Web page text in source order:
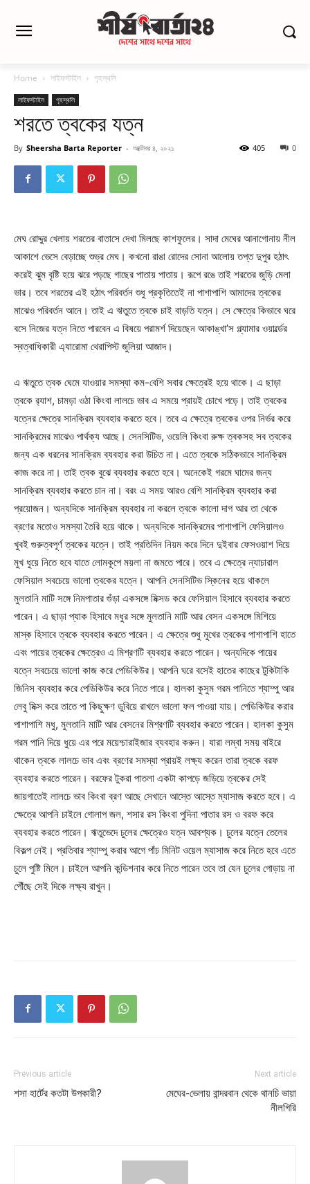
Home লাইফস্টাইল গৃহস্থলি
লাইফস্টাইল গৃহস্থলি
শরতে ত্বকের যত্ন
By Sheersha Barta Reporter - অক্টোবর ৪, ২০২১ 0
405
মেঘ রোদ্দুর খেলায় শরতের বাতাসে দেখা মিলছে কাশফুলের। সাদা মেঘের আনাগোনায় নীল
আকাশে ভেসে বেড়াচ্ছে শুভ্র মেঘ। কখনো রাঙা রোদের সোনা আলোয় তপ্ত দুপুর হঠাৎ
করেই ঝুম বৃষ্টি হয়ে ঝরে পড়ছে গাছের পাতায় পাতায়। রূপে রঙে তাই শরতের জুড়ি মেলা
ভার। তবে শরতের এই হঠাৎ পরিবর্তন শুধু প্রকৃতিতেই না পাশাপাশি আমাদের ত্বকের
মাঝেও পরিবর্তন আনে। তাই এ ঋতুতে ত্বকে চাই বাড়তি যত্ন। সে ক্ষেত্রে কিভাবে ঘরে
বসে নিজের যত্ন নিতে পারবেন এ বিষয়ে পরামর্শ দিয়েছেন আকাঙ্খা’স গ্ল্যামার ওয়ার্ল্ডের
স্বত্বাধিকারী এ্যারোমা থেরাপিস্ট জুলিয়া আজাদ।
এ ঋতুতে ত্বক ঘেমে যাওয়ার সমস্যা কম-বেশি সবার ক্ষেত্রেই হয়ে থাকে। এ ছাড়া
ত্বকে র‌্যাশ, চামড়া ওঠা কিংবা লালচে ভাব এ সময়ে প্রায়ই চোখে পড়ে। তাই ত্বকের
যত্নের ক্ষেত্রে সানক্রিম ব্যবহার করতে হবে। তবে এ ক্ষেত্রে ত্বকের ওপর নির্ভর করে
সানক্রিমের মাঝেও পার্থক্য আছে। সেনসিটিভ, ওয়েলি কিংবা রুক্ষ ত্বকসহ সব ত্বকের
জন্য এক ধরনের সানক্রিম ব্যবহার করা উচিত না। এতে ত্বকে সঠিকভাবে সানক্রিম
কাজ করে না। তাই ত্বক বুঝে ব্যবহার করতে হবে। অনেকেই গরমে ঘামের জন্য
সানক্রিম ব্যবহার করতে চান না। বরং এ সময় আরও বেশি সানক্রিম ব্যবহার করা
প্রয়োজন। অন্যদিকে সানক্রিম ব্যবহার না করলে ত্বকে কালো দাগ আর তা থেকে
ব্রণের মতোও সমস্যা তৈরি হয়ে থাকে। অন্যদিকে সানক্রিমের পাশাপাশি ফেসিয়ালও
খুবই গুরুত্বপূর্ণ ত্বকের যত্নে। তাই প্রতিদিন নিয়ম করে দিনে দুইবার ফেসওয়াশ দিয়ে
মুখ ধুয়ে নিতে হবে যাতে লোমকূপে ময়লা না জমতে পারে। তবে এ ক্ষেত্রে ন্যাচারাল
ফেসিয়াল সবচেয়ে ভালো ত্বকের যত্নে। আপনি সেনসিটিভ স্কিনের হয়ে থাকলে
মুলতানি মাটি সঙ্গে নিমপাতার গুঁড়া একসঙ্গে মিক্সড করে ফেসিয়াল হিসাবে ব্যবহার করতে
পারেন। এ ছাড়া প্যাক হিসাবে মধুর সঙ্গে মুলতানি মাটি আর বেসন একসঙ্গে মিশিয়ে
মাস্ক হিসাবে ত্বকে ব্যবহার করতে পারেন। এ ক্ষেত্রে শুধু মুখের ত্বকের পাশাপাশি হাতে
এবং পায়ের ত্বকের ক্ষেত্রেও এ মিশ্রণটি ব্যবহার করতে পারেন। অন্যদিকে পায়ের
যত্নে সবচেয়ে ভালো কাজ করে পেডিকিউর। আপনি ঘরে বসেই হাতের কাছের টুকিটাকি
জিনিস ব্যবহার করে পেডিকিউর করে নিতে পারে। হালকা কুসুম গরম পানিতে শ্যাম্পু আর
লেবু মিক্স করে তাতে পা কিছুক্ষণ ডুবিয়ে রাখলে ভালো ফল পাওয়া যায়। পেডিকিউর করার
পাশাপাশি মধু, মুলতানি মাটি আর বেসনের মিশ্রণটি ব্যবহার করতে পারেন। হালকা কুসুম
গরম পানি দিয়ে ধুয়ে এর পরে ময়েশ্চারাইজার ব্যবহার করুন। যারা লম্বা সময় বাইরে
থাকেন ত্বকে লালচে ভাব এবং ব্রণের সমস্যা প্রায়ই লক্ষ্য করেন তারা ত্বকে বরফ
ব্যবহার করতে পারেন। বরফের টুকরা পাতলা একটা কাপড়ে জড়িয়ে ত্বকের সেই
জায়গাতেই লালচে ভাব কিংবা ব্রণ আছে সেখানে আস্তে আস্তে ম্যাসাজ করতে হবে। এ
ক্ষেত্রে আপনি চাইলে গোলাপ জল, শসার রস কিংবা পুদিনা পাতার রস ও বরফ করে
ব্যবহার করতে পারেন। ঋতুভেদে চুলের ক্ষেত্রেও যত্ন আবশ্যক। চুলের যত্নে তেলের
বিকল্প নেই। প্রতিবার শ্যাম্পু করার আগে পাঁচ মিনিট ওয়েল ম্যাসাজ করে নিতে হবে এতে
চুলে পুষ্টি মিলে। চাইলে আপনি কন্ডিশনার করে নিতে পারেন তবে তা যেন চুলের গোড়ায় না
পৌঁছে সেই দিকে লক্ষ্য রাখুন।
Previous article
শসা হার্টের কতটা উপকারী?
Next article
মেঘের-ভেলায় বান্দরবান থেকে থানচি ভায়া
নীলগিরি